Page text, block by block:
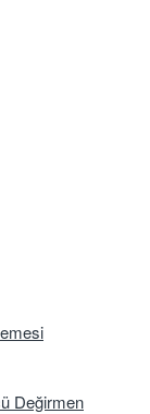
Değirmen